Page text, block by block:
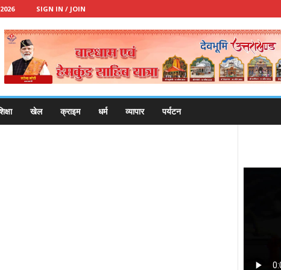
SIGN IN / JOIN
खेल क्राइम धर्म व्यापार पर्यटन